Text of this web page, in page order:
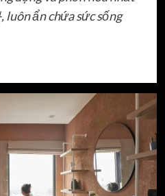
ẩn chứa sức sống